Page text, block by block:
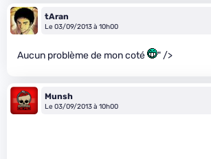
tAran
Le 03/09/2013 à 10h00
Aucun problème de mon coté " />
Munsh
Le 03/09/2013 à 10h00